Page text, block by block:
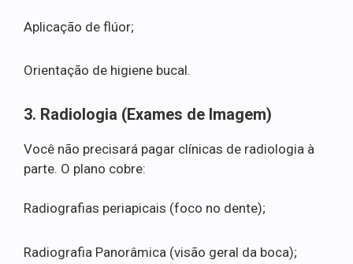
Aplicação de flúor;
Orientação de higiene bucal.
3. Radiologia (Exames de Imagem)
Você não precisará pagar clínicas de radiologia à
parte. O plano cobre:
Radiografias periapicais (foco no dente);
Radiografia Panorâmica (visão geral da boca);